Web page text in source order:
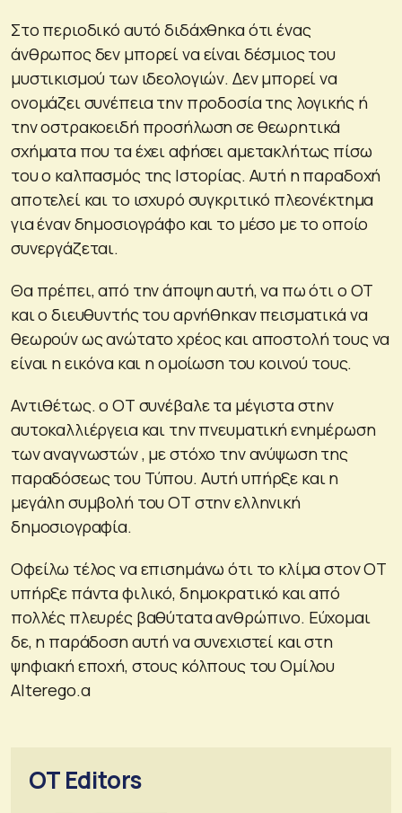
Στο περιοδικό αυτό διδάχθηκα ότι ένας
άνθρωπος δεν μπορεί να είναι δέσμιος του
μυστικισμού των ιδεολογιών. Δεν μπορεί να
ονομάζει συνέπεια την προδοσία της λογικής ή
την οστρακοειδή προσήλωση σε θεωρητικά
σχήματα που τα έχει αφήσει αμετακλήτως πίσω
του ο καλπασμός της Ιστορίας. Αυτή η παραδοχή
αποτελεί και το ισχυρό συγκριτικό πλεονέκτημα
για έναν δημοσιογράφο και το μέσο με το οποίο
συνεργάζεται.
Θα πρέπει, από την άποψη αυτή, να πω ότι ο ΟΤ
και ο διευθυντής του αρνήθηκαν πεισματικά να
θεωρούν ως ανώτατο χρέος και αποστολή τους να
είναι η εικόνα και η ομοίωση του κοινού τους.
Αντιθέτως. ο ΟΤ συνέβαλε τα μέγιστα στην
αυτοκαλλιέργεια και την πνευματική ενημέρωση
των αναγνωστών , με στόχο την ανύψωση της
παραδόσεως του Τύπου. Αυτή υπήρξε και η
μεγάλη συμβολή του ΟΤ στην ελληνική
δημοσιογραφία.
Οφείλω τέλος να επισημάνω ότι το κλίμα στον ΟΤ
υπήρξε πάντα φιλικό, δημοκρατικό και από
πολλές πλευρές βαθύτατα ανθρώπινο. Εύχομαι
δε, η παράδοση αυτή να συνεχιστεί και στη
ψηφιακή εποχή, στους κόλπους του Ομίλου
Alterego.α
OT Editors